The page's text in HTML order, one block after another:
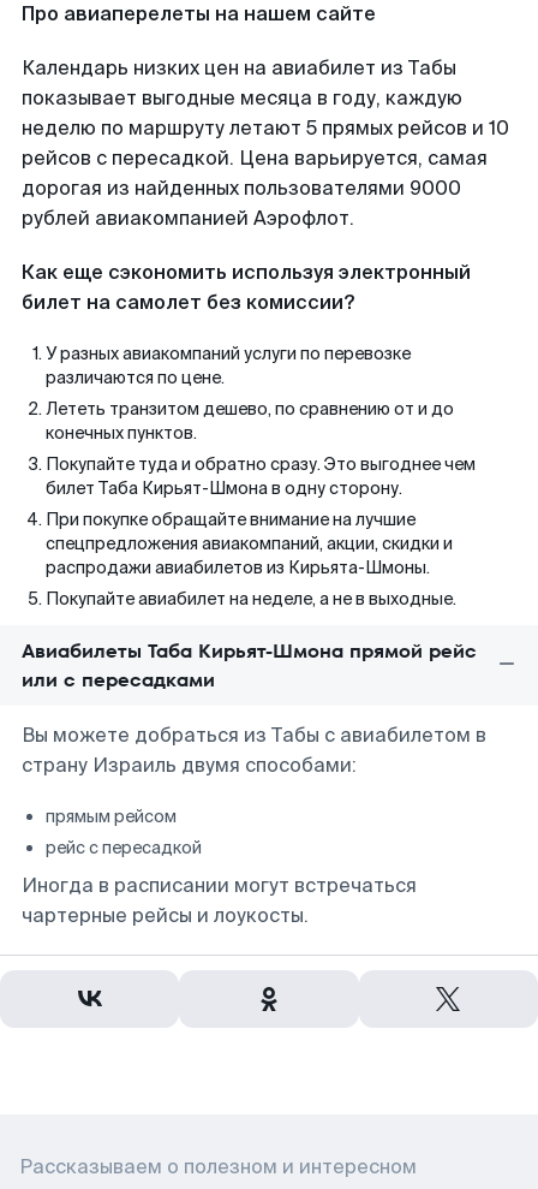
Про авиаперелеты на нашем сайте
Календарь низких цен на авиабилет из Табы
показывает выгодные месяца в году, каждую
неделю по маршруту летают 5 прямых рейсов и 10
рейсов с пересадкой. Цена варьируется, самая
дорогая из найденных пользователями 9000
рублей авиакомпанией Аэрофлот.
Как еще сэкономить используя электронный
билет на самолет без комиссии?
У разных авиакомпаний услуги по перевозке
различаются по цене.
Лететь транзитом дешево, по сравнению от и до
конечных пунктов.
Покупайте туда и обратно сразу. Это выгоднее чем
билет Таба Кирьят-Шмона в одну сторону.
При покупке обращайте внимание на лучшие
спецпредложения авиакомпаний, акции, скидки и
распродажи авиабилетов из Кирьята-Шмоны.
Покупайте авиабилет на неделе, а не в выходные.
Авиабилеты Таба Кирьят-Шмона прямой рейс
или с пересадками
Вы можете добраться из Табы с авиабилетом в
страну Израиль двумя способами:
прямым рейсом
рейс с пересадкой
Иногда в расписании могут встречаться
чартерные рейсы и лоукосты.
Рассказываем о полезном и интересном